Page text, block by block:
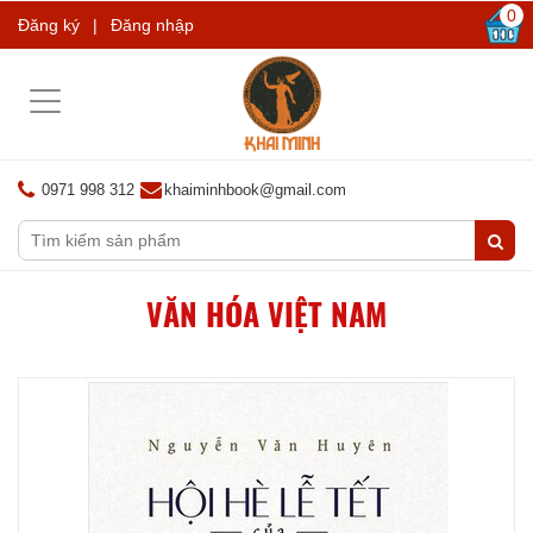
Đăng ký | Đăng nhập 0
Toggle
0971 998 312 khaiminhbook@gmail.com
VĂN HÓA VIỆT NAM